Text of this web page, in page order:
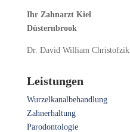
Ihr Zahnarzt Kiel
Düsternbrook
Dr. David William Christofzik
Leistungen
Wurzelkanalbehandlung
Zahnerhaltung
Parodontologie